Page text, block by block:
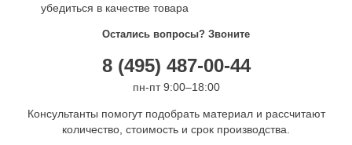
убедиться в качестве товара
Остались вопросы? Звоните
8 (495) 487-00-44
пн-пт 9:00–18:00
Консультанты помогут подобрать материал и рассчитают
количество, стоимость и срок производства.